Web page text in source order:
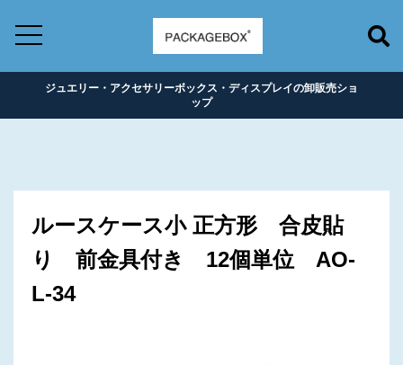
ジュエリー・アクセサリーボックス・ディスプレイの卸販売ショ
ップ
ルースケース小 正方形 合皮貼
り 前金具付き 12個単位 AO-
L-34